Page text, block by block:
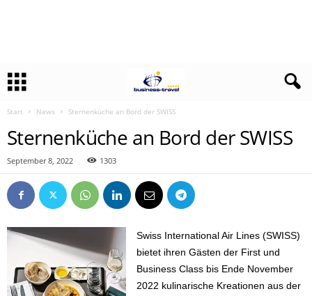
Start News Sternenküche an Bord der SWISS
Sternenküche an Bord der SWISS
September 8, 2022 1303
Swiss International Air Lines (SWISS)
bietet ihren Gästen der First und
Business Class bis Ende November
2022 kulinarische Kreationen aus der